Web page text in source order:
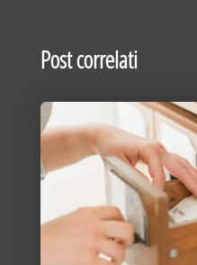
Post correlati